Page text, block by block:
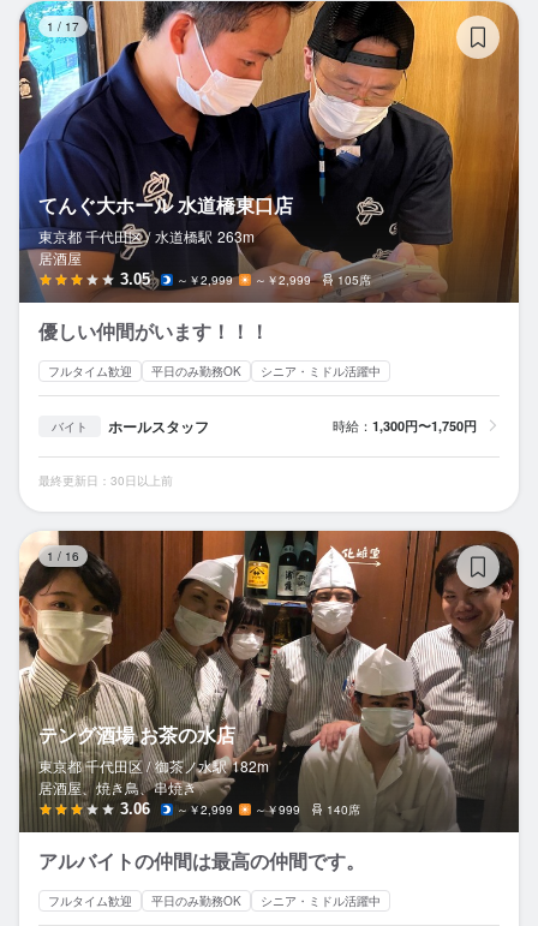
1 / 17
てんぐ大ホール 水道橋東口店
東京都 千代田区 / 水道橋駅 263m
居酒屋
3.05 ～￥2,999 ～￥2,999 105席
優しい仲間がいます！！！
フルタイム歓迎 平日のみ勤務OK シニア・ミドル活躍中
バイト ホールスタッフ 時給： 1,300円〜1,750円
最終更新日：30日以上前
1 / 16
テング酒場 お茶の水店
東京都 千代田区 / 御茶ノ水駅 182m
居酒屋、焼き鳥、串焼き
3.06 ～￥2,999 ～￥999 140席
アルバイトの仲間は最高の仲間です。
フルタイム歓迎 平日のみ勤務OK シニア・ミドル活躍中